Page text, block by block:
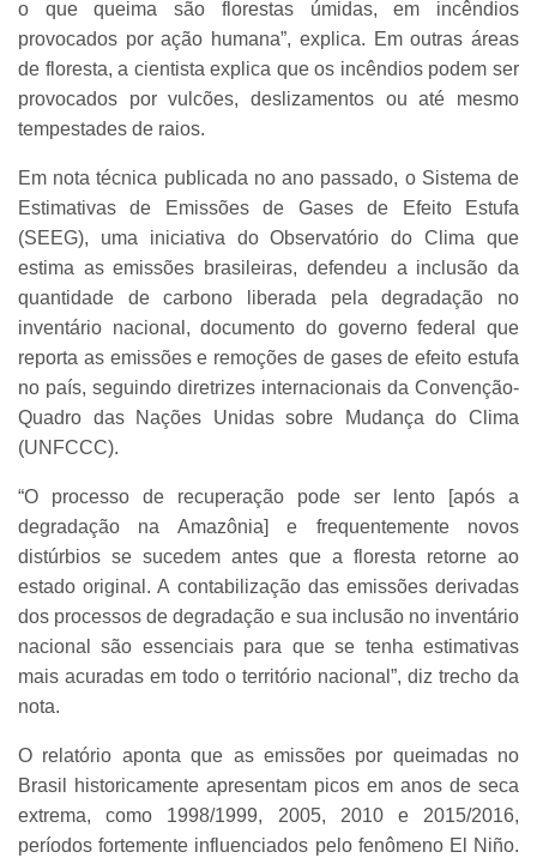
o que queima são florestas úmidas, em incêndios
provocados por ação humana”, explica. Em outras áreas
de floresta, a cientista explica que os incêndios podem ser
provocados por vulcões, deslizamentos ou até mesmo
tempestades de raios.
Em nota técnica publicada no ano passado, o Sistema de
Estimativas de Emissões de Gases de Efeito Estufa
(SEEG), uma iniciativa do Observatório do Clima que
estima as emissões brasileiras, defendeu a inclusão da
quantidade de carbono liberada pela degradação no
inventário nacional, documento do governo federal que
reporta as emissões e remoções de gases de efeito estufa
no país, seguindo diretrizes internacionais da Convenção-
Quadro das Nações Unidas sobre Mudança do Clima
(UNFCCC).
“O processo de recuperação pode ser lento [após a
degradação na Amazônia] e frequentemente novos
distúrbios se sucedem antes que a floresta retorne ao
estado original. A contabilização das emissões derivadas
dos processos de degradação e sua inclusão no inventário
nacional são essenciais para que se tenha estimativas
mais acuradas em todo o território nacional”, diz trecho da
nota.
O relatório aponta que as emissões por queimadas no
Brasil historicamente apresentam picos em anos de seca
extrema, como 1998/1999, 2005, 2010 e 2015/2016,
períodos fortemente influenciados pelo fenômeno El Niño.